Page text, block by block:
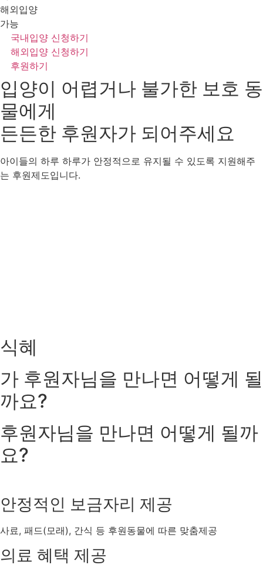
해외입양
가능
국내입양 신청하기
해외입양 신청하기
후원하기
입양이 어렵거나 불가한 보호 동
물에게
든든한 후원자가 되어주세요
아이들의 하루 하루가 안정적으로 유지될 수 있도록 지원해주
는 후원제도입니다.
식혜
가 후원자님을 만나면 어떻게 될
까요?
후원자님을 만나면 어떻게 될까
요?
안정적인 보금자리 제공
사료, 패드(모래), 간식 등 후원동물에 따른 맞춤제공
의료 혜택 제공